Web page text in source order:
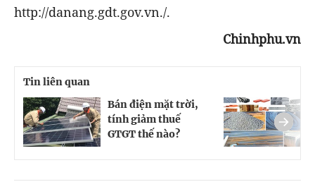
http://danang.gdt.gov.vn./.
Chinhphu.vn
Tin liên quan
Bán điện mặt trời,
tính giảm thuế
GTGT thế nào?